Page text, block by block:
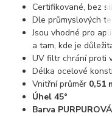
Certifikované, bez
Dle průmyslových
Jsou vhodné pro
a tam, kde je
UV filtr chrání proti
Délka ocelové
Vnitřní průměr 0,51
Úhel 45°
Barva PURPUROVÁ